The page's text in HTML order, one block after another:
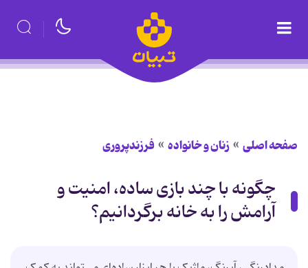
صفحه اصلی زنان و خانواده فرزندپروری
چگونه با چند بازی ساده، امنیت و
آرامش را به خانه برگردانیم؟